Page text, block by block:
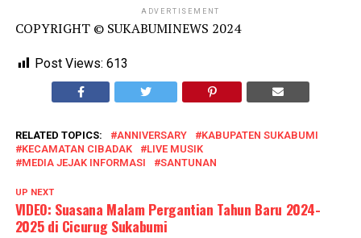
ADVERTISEMENT
COPYRIGHT © SUKABUMINEWS 2024
Post Views: 613
RELATED TOPICS: ANNIVERSARY
KABUPATEN SUKABUMI
KECAMATAN CIBADAK
LIVE MUSIK
MEDIA JEJAK INFORMASI
SANTUNAN
UP NEXT
VIDEO: Suasana Malam Pergantian Tahun Baru 2024-
2025 di Cicurug Sukabumi